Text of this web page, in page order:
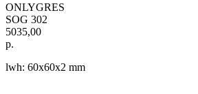
ONLYGRES
SOG 302
5035,00
р.
lwh: 60x60x2 mm